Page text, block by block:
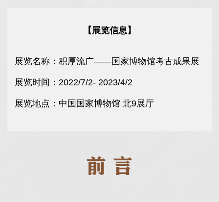
【展览信息】
展览名称：积厚流广——国家博物馆考古成果展
展览时间：2022/7/2- 2023/4/2
展览地点：中国国家博物馆 北9展厅